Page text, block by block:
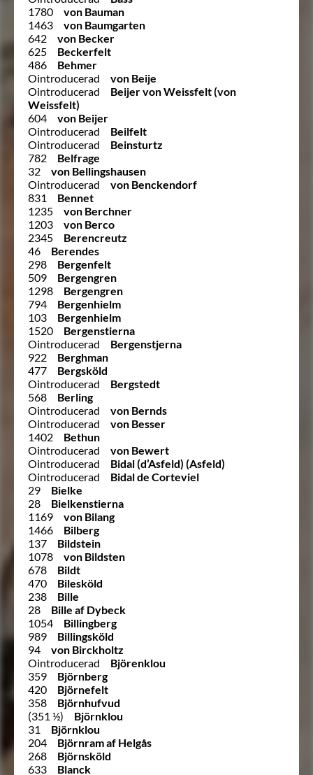
1780
von Bauman
1463
von Baumgarten
642
von Becker
625
Beckerfelt
486
Behmer
Ointroducerad
von Beije
Ointroducerad
Beijer von Weissfelt (von
Weissfelt)
604
von Beijer
Ointroducerad
Beilfelt
Ointroducerad
Beinsturtz
782
Belfrage
32
von Bellingshausen
Ointroducerad
von Benckendorf
831
Bennet
1235
von Berchner
1203
von Berco
2345
Berencreutz
46
Berendes
298
Bergenfelt
509
Bergengren
1298
Bergengren
794
Bergenhielm
103
Bergenhielm
1520
Bergenstierna
Ointroducerad
Bergenstjerna
922
Berghman
477
Bergsköld
Ointroducerad
Bergstedt
568
Berling
Ointroducerad
von Bernds
Ointroducerad
von Besser
1402
Bethun
Ointroducerad
von Bewert
Ointroducerad
Bidal (d’Asfeld) (Asfeld)
Ointroducerad
Bidal de Corteviel
29
Bielke
28
Bielkenstierna
1169
von Bilang
1466
Bilberg
137
Bildstein
1078
von Bildsten
678
Bildt
470
Bilesköld
238
Bille
28
Bille af Dybeck
1054
Billingberg
989
Billingsköld
94
von Birckholtz
Ointroducerad
Björenklou
359
Björnberg
420
Björnefelt
358
Björnhufvud
(351 ½)
Björnklou
31
Björnklou
204
Björnram af Helgås
268
Björnsköld
633
Blanck